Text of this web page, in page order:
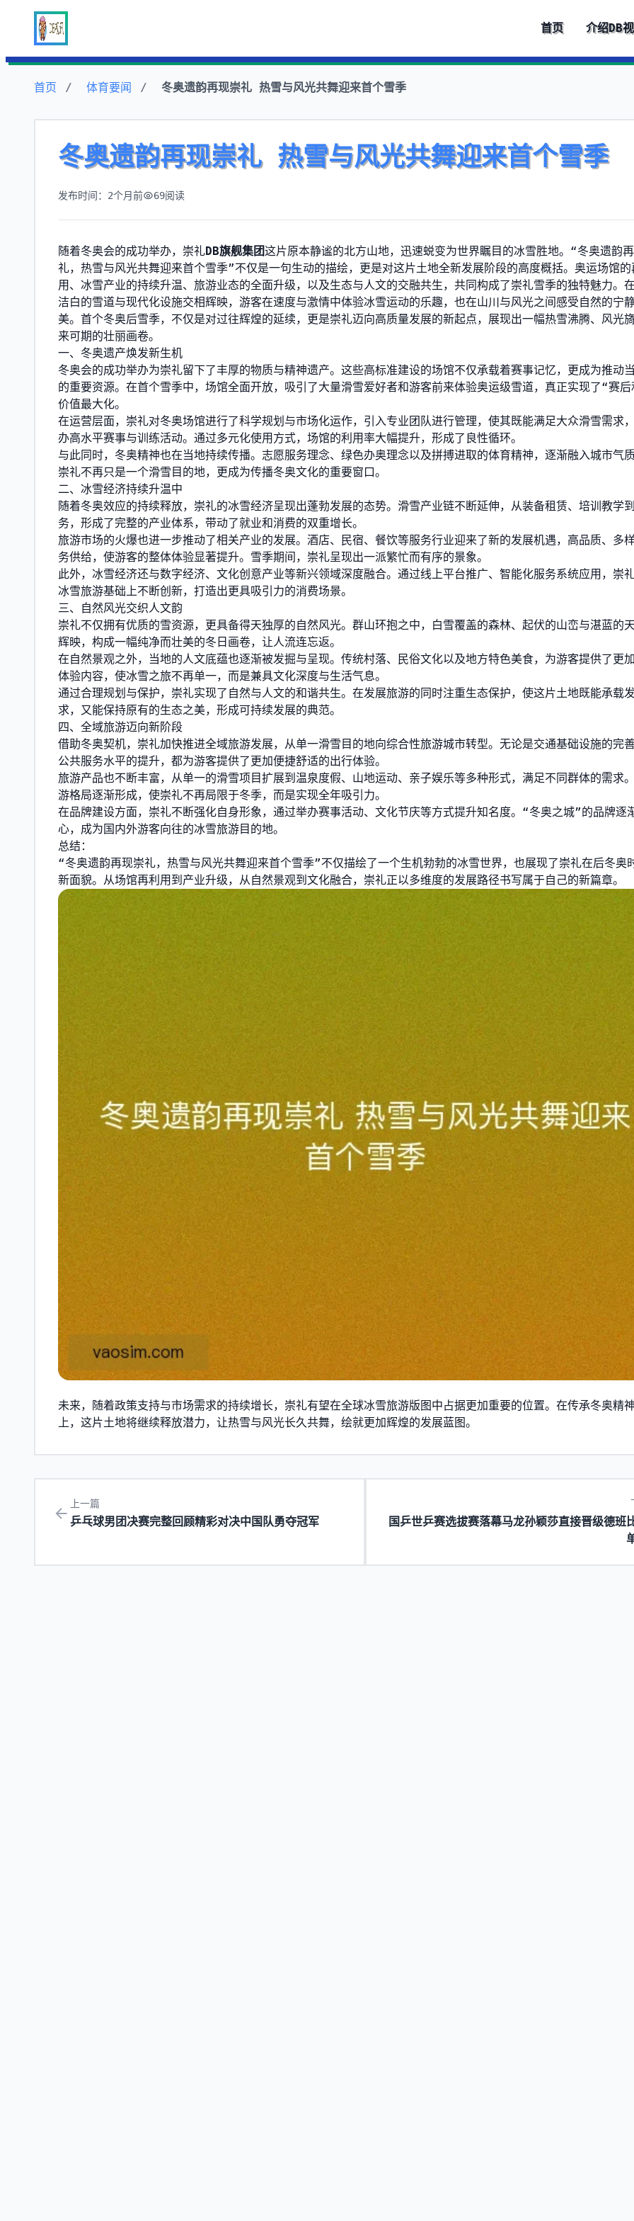
首页 介绍DB
首页 体育要闻 冬奥遗韵再现崇礼 热雪与风光共舞迎来首个雪季
冬奥遗韵再现崇礼 热雪与风光共舞迎来首个雪季
发布时间：2个月前 69阅读
随着冬奥会的成功举办，崇礼DB旗舰集团这片原本静谧的北方山地，迅速蜕变为世界瞩目的冰雪胜地。“冬奥遗韵
礼，热雪与风光共舞迎来首个雪季”不仅是一句生动的描绘，更是对这片土地全新发展阶段的高度概括。奥运场馆的
用、冰雪产业的持续升温、旅游业态的全面升级，以及生态与人文的交融共生，共同构成了崇礼雪季的独特魅力。
洁白的雪道与现代化设施交相辉映，游客在速度与激情中体验冰雪运动的乐趣，也在山川与风光之间感受自然的宁
美。首个冬奥后雪季，不仅是对过往辉煌的延续，更是崇礼迈向高质量发展的新起点，展现出一幅热雪沸腾、风光
来可期的壮丽画卷。
一、冬奥遗产焕发新生机
冬奥会的成功举办为崇礼留下了丰厚的物质与精神遗产。这些高标准建设的场馆不仅承载着赛事记忆，更成为推动
的重要资源。在首个雪季中，场馆全面开放，吸引了大量滑雪爱好者和游客前来体验奥运级雪道，真正实现了“赛
价值最大化。
在运营层面，崇礼对冬奥场馆进行了科学规划与市场化运作，引入专业团队进行管理，使其既能满足大众滑雪需求
办高水平赛事与训练活动。通过多元化使用方式，场馆的利用率大幅提升，形成了良性循环。
与此同时，冬奥精神也在当地持续传播。志愿服务理念、绿色办奥理念以及拼搏进取的体育精神，逐渐融入城市气
崇礼不再只是一个滑雪目的地，更成为传播冬奥文化的重要窗口。
二、冰雪经济持续升温中
随着冬奥效应的持续释放，崇礼的冰雪经济呈现出蓬勃发展的态势。滑雪产业链不断延伸，从装备租赁、培训教学
务，形成了完整的产业体系，带动了就业和消费的双重增长。
旅游市场的火爆也进一步推动了相关产业的发展。酒店、民宿、餐饮等服务行业迎来了新的发展机遇，高品质、多
务供给，使游客的整体体验显著提升。雪季期间，崇礼呈现出一派繁忙而有序的景象。
此外，冰雪经济还与数字经济、文化创意产业等新兴领域深度融合。通过线上平台推广、智能化服务系统应用，崇
冰雪旅游基础上不断创新，打造出更具吸引力的消费场景。
三、自然风光交织人文韵
崇礼不仅拥有优质的雪资源，更具备得天独厚的自然风光。群山环抱之中，白雪覆盖的森林、起伏的山峦与湛蓝的
辉映，构成一幅纯净而壮美的冬日画卷，让人流连忘返。
在自然景观之外，当地的人文底蕴也逐渐被发掘与呈现。传统村落、民俗文化以及地方特色美食，为游客提供了更
体验内容，使冰雪之旅不再单一，而是兼具文化深度与生活气息。
通过合理规划与保护，崇礼实现了自然与人文的和谐共生。在发展旅游的同时注重生态保护，使这片土地既能承载
求，又能保持原有的生态之美，形成可持续发展的典范。
四、全域旅游迈向新阶段
借助冬奥契机，崇礼加快推进全域旅游发展，从单一滑雪目的地向综合性旅游城市转型。无论是交通基础设施的完
公共服务水平的提升，都为游客提供了更加便捷舒适的出行体验。
旅游产品也不断丰富，从单一的滑雪项目扩展到温泉度假、山地运动、亲子娱乐等多种形式，满足不同群体的需求
游格局逐渐形成，使崇礼不再局限于冬季，而是实现全年吸引力。
在品牌建设方面，崇礼不断强化自身形象，通过举办赛事活动、文化节庆等方式提升知名度。“冬奥之城”的品牌逐
心，成为国内外游客向往的冰雪旅游目的地。
总结：
“冬奥遗韵再现崇礼，热雪与风光共舞迎来首个雪季”不仅描绘了一个生机勃勃的冰雪世界，也展现了崇礼在后冬奥
新面貌。从场馆再利用到产业升级，从自然景观到文化融合，崇礼正以多维度的发展路径书写属于自己的新篇章。
未来，随着政策支持与市场需求的持续增长，崇礼有望在全球冰雪旅游版图中占据更加重要的位置。在传承冬奥精
上，这片土地将继续释放潜力，让热雪与风光长久共舞，绘就更加辉煌的发展蓝图。
上一篇
乒乓球男团决赛完整回顾精彩对决中国队勇夺冠军
国乒世乒赛选拔赛落幕马龙孙颖莎直接晋级德班